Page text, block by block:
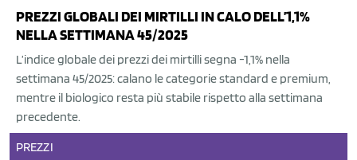
PREZZI GLOBALI DEI MIRTILLI IN CALO DELL’1,1%
NELLA SETTIMANA 45/2025
L’indice globale dei prezzi dei mirtilli segna -1,1% nella
settimana 45/2025: calano le categorie standard e premium,
mentre il biologico resta più stabile rispetto alla settimana
precedente.
PREZZI